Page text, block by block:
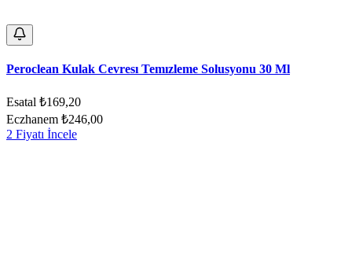
Peroclean Kulak Cevresı Temızleme Solusyonu 30 Ml
Esatal ₺169,20
Eczhanem ₺246,00
2 Fiyatı İncele